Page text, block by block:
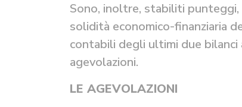
Sono, inoltre, stabiliti punteggi,
solidità economico-finanziaria
contabili degli ultimi due
agevolazioni.
LE AGEVOLAZIONI